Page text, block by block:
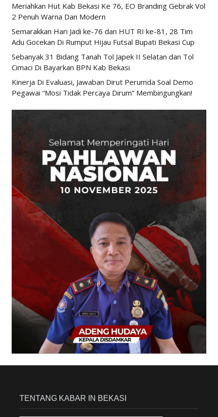
Meriahkan Hut Kab Bekasi Ke 76, EO Branding Gebrak Vol
2 Penuh Warna Dan Modern
Semarakkan Hari Jadi ke-76 dan HUT RI ke-81, 28 Tim
Adu Gocekan Di Rumput Hijau Futsal Bupati Bekasi Cup
Sebanyak 31 Bidang Tanah Tol Japek II Selatan dan Tol
Cimaci Di Bayarkan BPN Kab Bekasi
Kinerja Di Evaluasi, Jawaban Dirut Perumda Soal Demo
Pegawai “Mosi Tidak Percaya Dirum” Membingungkan!
TENTANG KABAR IN BEKASI